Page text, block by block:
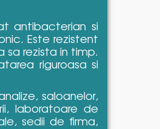
antibacterian si
Este rezistent
rezista in timp.
riguroasa si
saloanelor,
laboratoare de
sedii de firma,